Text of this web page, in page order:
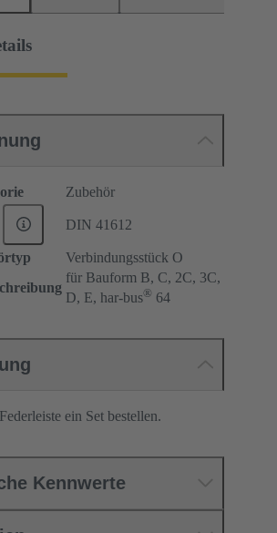
Zubehör
DIN 41612
Verbindungsstück O
für Bauform B, C, 2C, 3C,
D, E, har-bus® 64
ein Set bestellen.
Kennwerte